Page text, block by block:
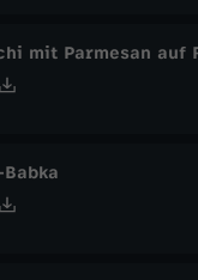
mit Parmesan auf